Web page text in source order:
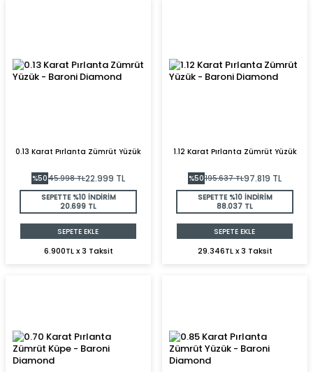
0.13 Karat Pırlanta Zümrüt Yüzük
%5045.998TL22.999 TL
SEPETTE %10 İNDİRİM
20.699 TL
SEPETE EKLE
6.900TL x 3 Taksit
1.12 Karat Pırlanta Zümrüt Yüzük
%50195.637TL97.819 TL
SEPETTE %10 İNDİRİM
88.037 TL
SEPETE EKLE
29.346TL x 3 Taksit